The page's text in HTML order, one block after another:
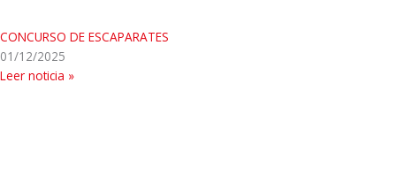
CONCURSO DE ESCAPARATES
01/12/2025
Leer noticia »